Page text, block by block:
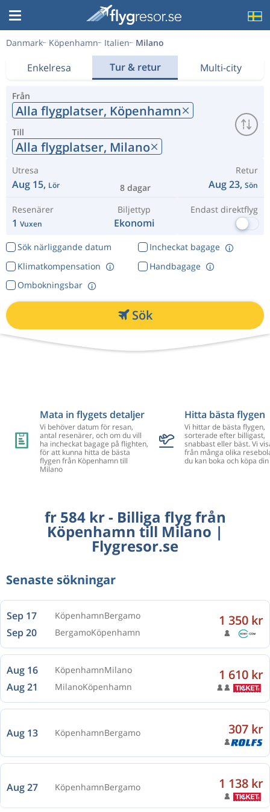
Danmark Köpenhamn Italien Milano
Enkelresa Tur & retur Multi-city
Från
Alla flygplatser, Köpenhamn
Till
Alla flygplatser, Milano
Utresa
Aug 15, Lör 8 dagar
Retur
Aug 23, Sön
Resenärer
1 Vuxen
Biljettyp
Ekonomi
Endast direktflyg
Sök närliggande datum
Incheckat bagage
Klimatkompensation
Ombokningsbar
Handbagage
Sök
Mata in flygets detaljer
Vi behöver datum för resan,
antal resenärer, och om du vill
ha incheckat bagage på flighten,
för att kunna hitta de bästa
flygen från Köpenhamn till
Milano
Hitta bästa flygen
Vi hittar de bästa flygen,
sorterade efter billigast,
snabbast eller bäst. Vi
från många olika
du kan boka och köpa
fr 584 kr - Billiga flyg från
Köpenhamn till Milano |
Flygresor.se
Senaste sökningar
Sep 17 KöpenhamnBergamo
Sep 20 BergamoKöpenhamn
1 350 kr
Aug 16 KöpenhamnMilano
Aug 21 MilanoKöpenhamn
1 610 kr
Aug 13 KöpenhamnBergamo 307 kr
Aug 27 KöpenhamnBergamo 1 138 kr